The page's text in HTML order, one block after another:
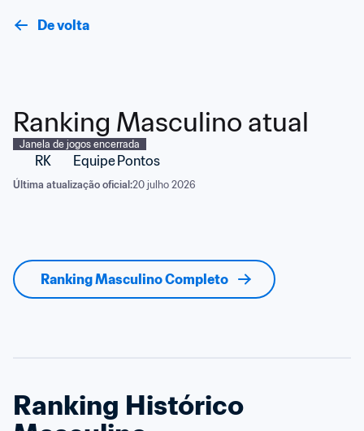
De volta
Ranking Masculino atual
Janela de jogos encerrada
RK Equipe Pontos
Última atualização oficial:20 julho 2026
Ranking Masculino Completo
Ranking Histórico